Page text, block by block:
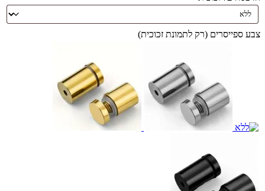
צבע ספייסרים (רק לתמונת זכוכית)